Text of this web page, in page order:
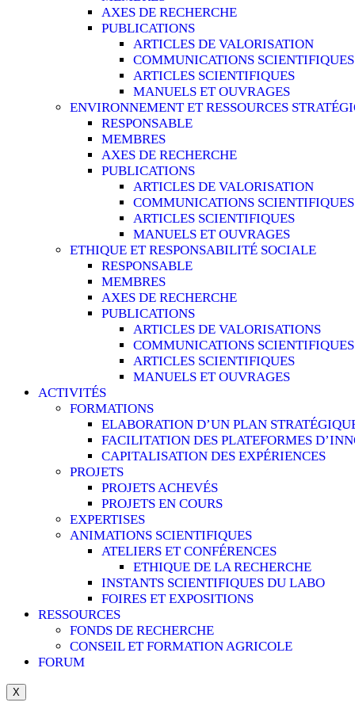
AXES DE RECHERCHE
PUBLICATIONS
ARTICLES DE VALORISATION
COMMUNICATIONS SCIENTIFIQUES
ARTICLES SCIENTIFIQUES
MANUELS ET OUVRAGES
ENVIRONNEMENT ET RESSOURCES
RESPONSABLE
MEMBRES
AXES DE RECHERCHE
PUBLICATIONS
ARTICLES DE VALORISATION
COMMUNICATIONS SCIENTIFIQUES
ARTICLES SCIENTIFIQUES
MANUELS ET OUVRAGES
ETHIQUE ET RESPONSABILITÉ SOCIALE
RESPONSABLE
MEMBRES
AXES DE RECHERCHE
PUBLICATIONS
ARTICLES DE VALORISATIONS
COMMUNICATIONS SCIENTIFIQUES
ARTICLES SCIENTIFIQUES
MANUELS ET OUVRAGES
ACTIVITÉS
FORMATIONS
ELABORATION D’UN PLAN
FACILITATION DES PLATEFORMES
CAPITALISATION DES EXPÉRIENCES
PROJETS
PROJETS ACHEVÉS
PROJETS EN COURS
EXPERTISES
ANIMATIONS SCIENTIFIQUES
ATELIERS ET CONFÉRENCES
ETHIQUE DE LA RECHERCHE
INSTANTS SCIENTIFIQUES DU LABO
FOIRES ET EXPOSITIONS
RESSOURCES
FONDS DE RECHERCHE
CONSEIL ET FORMATION AGRICOLE
FORUM
X